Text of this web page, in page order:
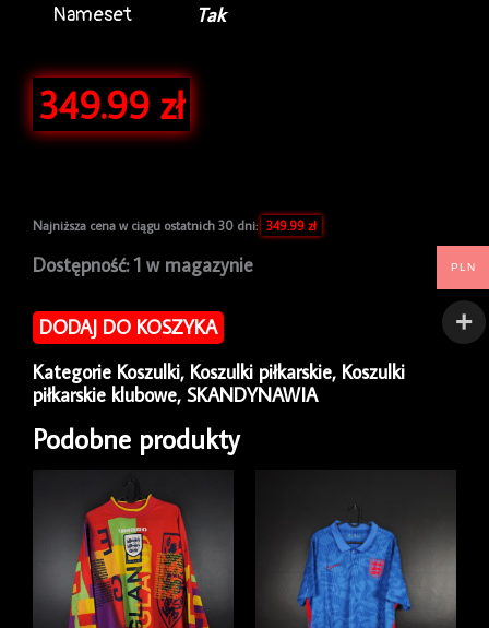
Nameset
Tak
349.99 zł
Najniższa cena w ciągu ostatnich 30 dni: 349.99 zł
Dostępność: 1 w magazynie
ilość
piłkarska
AGF
2012/13
Away
Emil
Scheel
#26
Match
DODAJ DO KOSZYKA
Kategorie Koszulki, Koszulki piłkarskie, Koszulki
piłkarskie klubowe, SKANDYNAWIA
Podobne produkty
PLN